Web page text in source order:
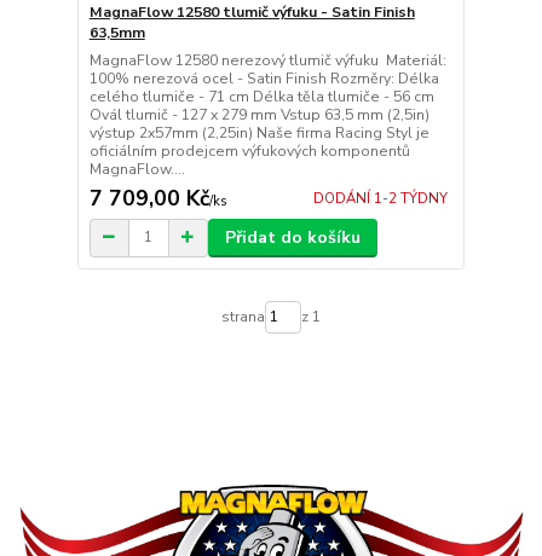
MagnaFlow 12580 tlumič výfuku - Satin Finish
63,5mm
MagnaFlow 12580 nerezový tlumič výfuku Materiál:
100% nerezová ocel - Satin Finish Rozměry: Délka
celého tlumiče - 71 cm Délka těla tlumiče - 56 cm
Ovál tlumič - 127 x 279 mm Vstup 63,5 mm (2,5in)
výstup 2x57mm (2,25in) Naše firma Racing Styl je
oficiálním prodejcem výfukových komponentů
MagnaFlow....
7 709,00 Kč/ks DODÁNÍ 1-2 TÝDNY
Přidat do košíku
strana z 1